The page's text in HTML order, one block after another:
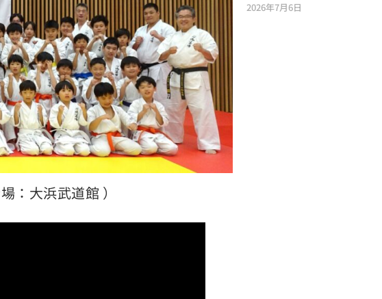
：大浜武道館 ）
2026年7月6日